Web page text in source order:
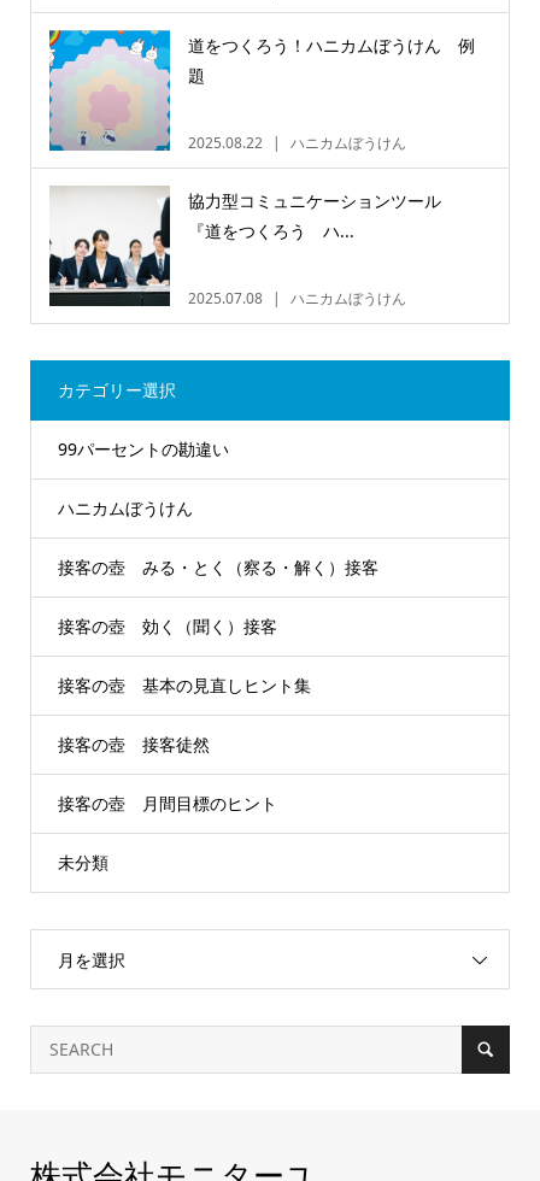
道をつくろう！ハニカムぼうけん 例
題
2025.08.22 ハニカムぼうけん
協力型コミュニケーションツール
『道をつくろう ハ...
2025.07.08 ハニカムぼうけん
カテゴリー選択
99パーセントの勘違い
ハニカムぼうけん
接客の壺 みる・とく（察る・解く）接客
接客の壺 効く（聞く）接客
接客の壺 基本の見直しヒント集
接客の壺 接客徒然
接客の壺 月間目標のヒント
未分類
月を選択